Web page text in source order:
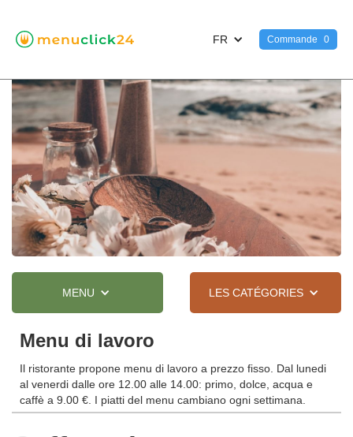
FR Commande 0
MENU LES CATÉGORIES
Menu di lavoro
Il ristorante propone menu di lavoro a prezzo fisso. Dal lunedi
al venerdi dalle ore 12.00 alle 14.00: primo, dolce, acqua e
caffè a 9.00 €. I piatti del menu cambiano ogni settimana.